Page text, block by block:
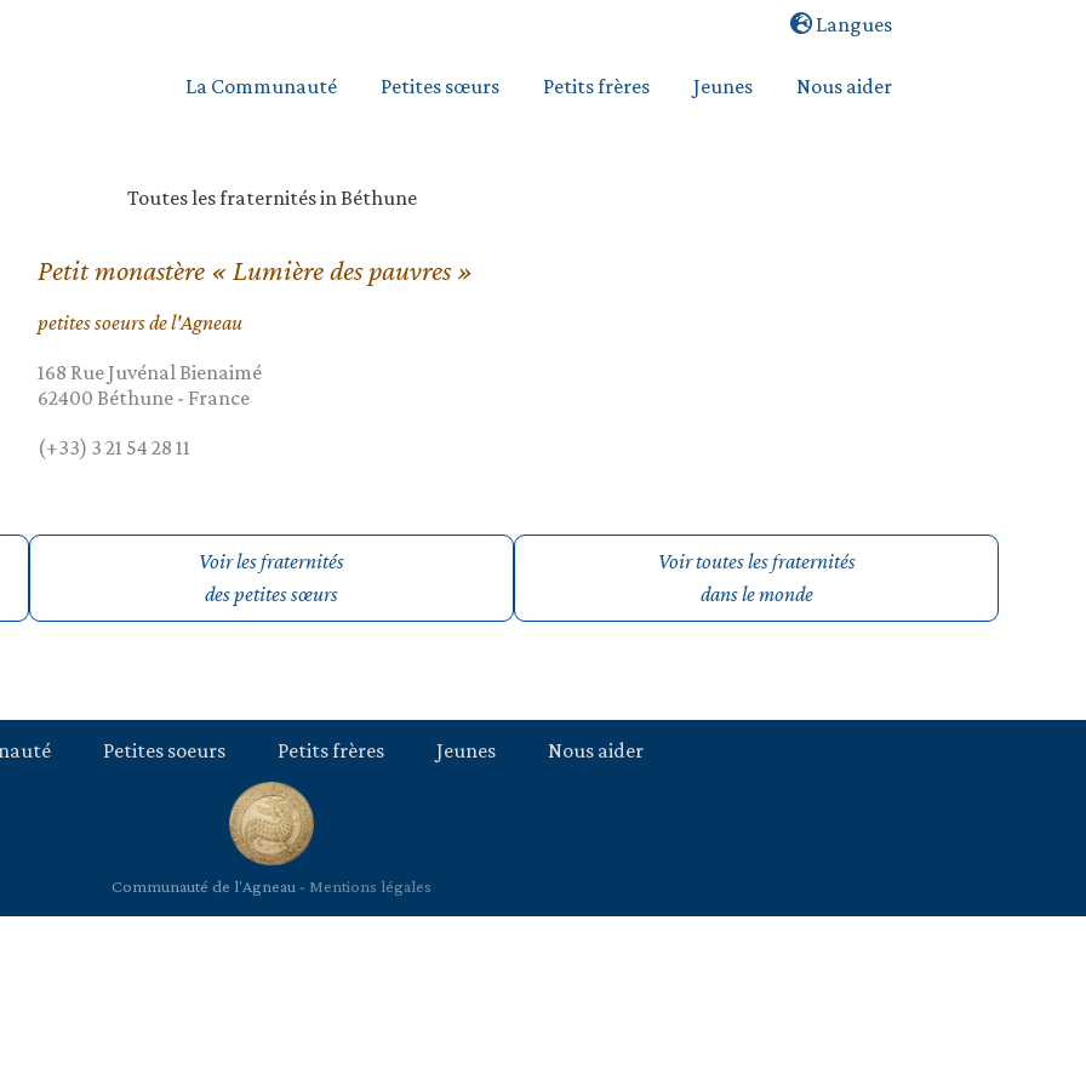
Langues
La Communauté Petites sœurs Petits frères Jeunes Nous aider
Toutes les fraternités in Béthune
Petit monastère « Lumière des pauvres »
petites soeurs de l'Agneau
168 Rue Juvénal Bienaimé
62400 Béthune- France
(+33) 3 21 54 28 11
Voir les fraternités
des petites sœurs
Voir toutes les fraternités
dans le monde
Petites soeurs Petits frères Jeunes Nous aider
Communauté de l'Agneau - Mentions légales